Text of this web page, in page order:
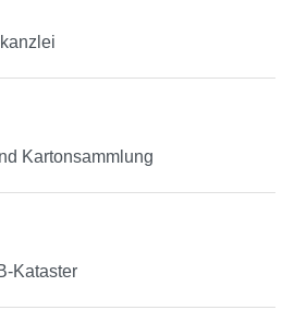
Kartonsammlung
Kataster